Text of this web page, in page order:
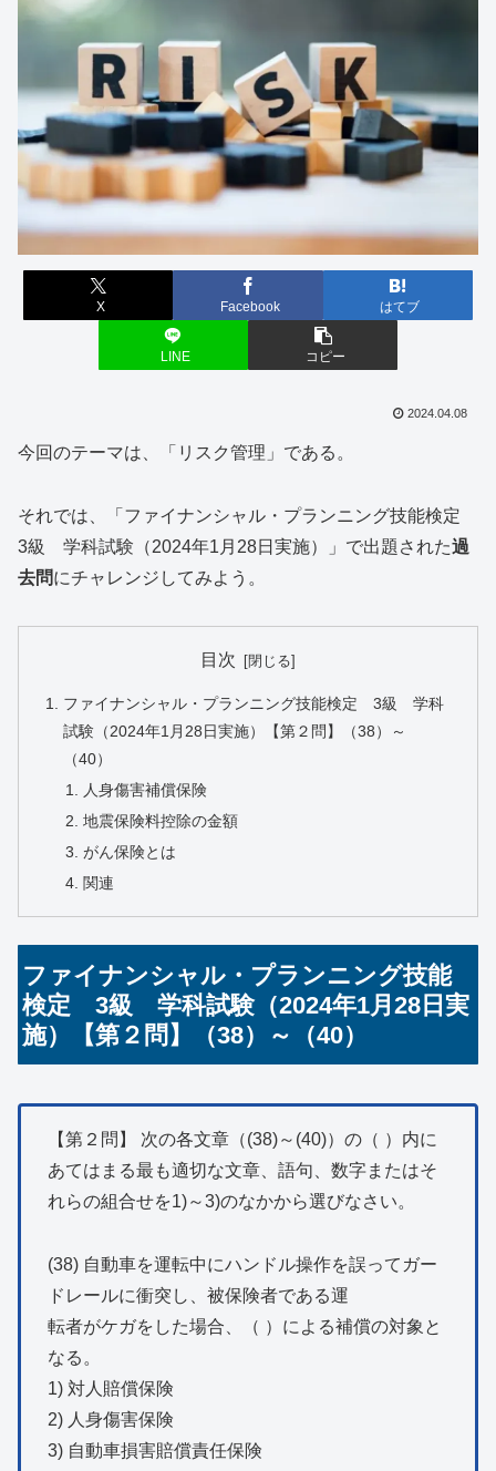
X Facebook はてブ
LINE コピー
2024.04.08
今回のテーマは、「リスク管理」である。
それでは、「ファイナンシャル・プランニング技能検定
3級 学科試験（2024年1月28日実施）」で出題された過
去問にチャレンジしてみよう。
目次
ファイナンシャル・プランニング技能検定 3級 学科
試験（2024年1月28日実施）【第２問】（38）～
（40）
人身傷害補償保険
地震保険料控除の金額
がん保険とは
関連
ファイナンシャル・プランニング技能
検定 3級 学科試験（2024年1月28日実
施）【第２問】（38）～（40）
【第２問】 次の各文章（(38)～(40)）の（ ）内に
あてはまる最も適切な文章、語句、数字またはそ
れらの組合せを1)～3)のなかから選びなさい。
(38) 自動車を運転中にハンドル操作を誤ってガー
ドレールに衝突し、被保険者である運
転者がケガをした場合、（ ）による補償の対象と
なる。
1) 対人賠償保険
2) 人身傷害保険
3) 自動車損害賠償責任保険